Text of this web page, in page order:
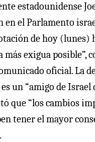
estadounidense
el Parlamento
de hoy (lunes)
exigua posible”,
oficial. La
un “amigo de Israel
que “los cambios
tener el mayor